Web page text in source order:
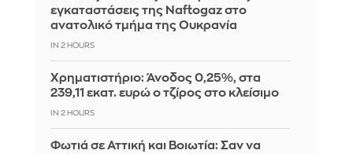
εγκαταστάσεις της Naftogaz στο
ανατολικό τμήμα της Ουκρανία
IN 2 HOURS
Χρηματιστήριο: Άνοδος 0,25%, στα
239,11 εκατ. ευρώ ο τζίρος στο κλείσιμο
IN 2 HOURS
Φωτιά σε Αττική και Βοιωτία: Σαν να